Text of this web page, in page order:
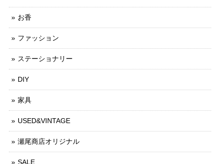
お香
ファッション
ステーショナリー
DIY
家具
USED&VINTAGE
瀬尾商店オリジナル
SALE